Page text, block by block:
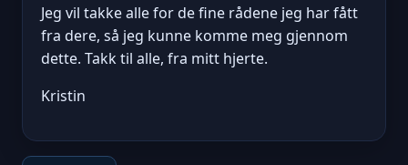
Jeg vil takke alle for de fine rådene jeg har fått
fra dere, så jeg kunne komme meg gjennom
dette. Takk til alle, fra mitt hjerte.
Kristin